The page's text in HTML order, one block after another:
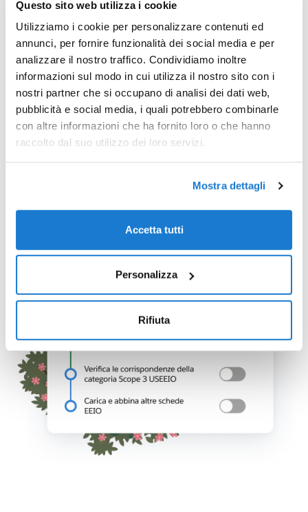
Questo sito web utilizza i cookie
Utilizziamo i cookie per personalizzare contenuti ed
annunci, per fornire funzionalità dei social media e per
analizzare il nostro traffico. Condividiamo inoltre
informazioni sul modo in cui utilizza il nostro sito con i
nostri partner che si occupano di analisi dei dati web,
pubblicità e social media, i quali potrebbero combinarle
con altre informazioni che ha fornito loro o che hanno
raccolto dal suo utilizzo dei loro servizi.
Mostra dettagli
Accetta tutti
Personalizza
Rifiuta
impegno in fatto di prassi sostenibili e riduzione
una fotografia chiara dei tuoi consumi energetici.
Monitora le emissioni di carbonio e il consumo
energetico con analisi all’avanguardia.